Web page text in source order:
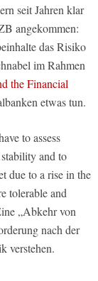
seit Jahren klar
angekommen:
das Risiko
im Rahmen
the Financial
etwas tun.
to assess
and to
due to a rise in the
tolerable and
„Abkehr von
nach der
verstehen.